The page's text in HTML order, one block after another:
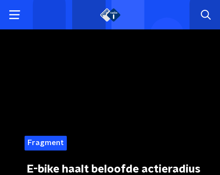
Fragment
E-bike haalt beloofde actieradius